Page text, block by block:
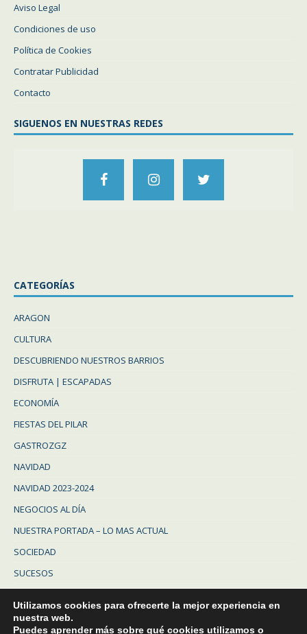
Aviso Legal
Condiciones de uso
Política de Cookies
Contratar Publicidad
Contacto
SIGUENOS EN NUESTRAS REDES
CATEGORÍAS
ARAGON
CULTURA
DESCUBRIENDO NUESTROS BARRIOS
DISFRUTA | ESCAPADAS
ECONOMÍA
FIESTAS DEL PILAR
GASTROZGZ
NAVIDAD
NAVIDAD 2023-2024
NEGOCIOS AL DÍA
NUESTRA PORTADA – LO MAS ACTUAL
SOCIEDAD
SUCESOS
ZARAGOZA
Utilizamos cookies para ofrecerte la mejor experiencia en
nuestra web.
Puedes aprender más sobre qué cookies utilizamos o